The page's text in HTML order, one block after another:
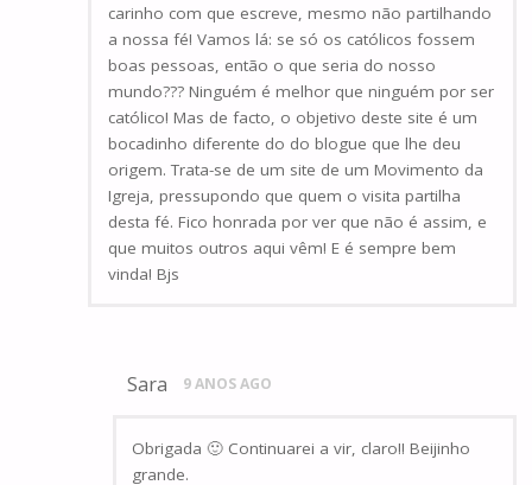
carinho com que escreve, mesmo não partilhando
a nossa fé! Vamos lá: se só os católicos fossem
boas pessoas, então o que seria do nosso
mundo??? Ninguém é melhor que ninguém por ser
católico! Mas de facto, o objetivo deste site é um
bocadinho diferente do do blogue que lhe deu
origem. Trata-se de um site de um Movimento da
Igreja, pressupondo que quem o visita partilha
desta fé. Fico honrada por ver que não é assim, e
que muitos outros aqui vêm! E é sempre bem
vinda! Bjs
Sara 9 ANOS AGO
Obrigada 🙂 Continuarei a vir, claro!! Beijinho
grande.